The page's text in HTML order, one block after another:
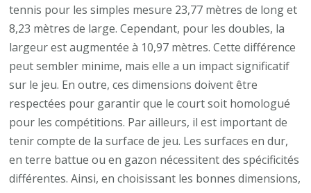
tennis pour les simples mesure 23,77 mètres de long et
8,23 mètres de large. Cependant, pour les doubles, la
largeur est augmentée à 10,97 mètres. Cette différence
peut sembler minime, mais elle a un impact significatif
sur le jeu. En outre, ces dimensions doivent être
respectées pour garantir que le court soit homologué
pour les compétitions. Par ailleurs, il est important de
tenir compte de la surface de jeu. Les surfaces en dur,
en terre battue ou en gazon nécessitent des spécificités
différentes. Ainsi, en choisissant les bonnes dimensions,